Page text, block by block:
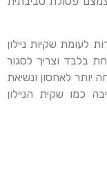
לעומת שקיות ניילון
בלבד וצריך לסגור
יותר לאחסון ונשיאת
כמו שקית הניילון